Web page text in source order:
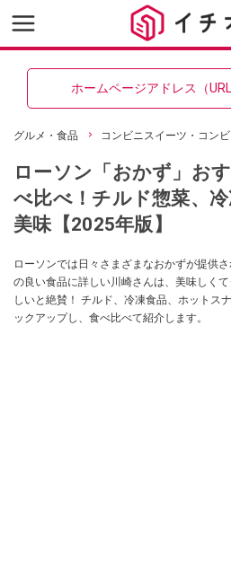
ホームページアドレス（
グルメ・食品 コンビニスイーツ・コン
ローソン「おかず」お
べ比べ！チルド惣菜、
美味【2025年版】
ローソンでは日々さまざまなおかずが提供
の良い食品に詳しい川崎さんは、美味しく
しいと絶賛！ チルド、冷凍食品、ホットス
ックアップし、食べ比べて紹介します。